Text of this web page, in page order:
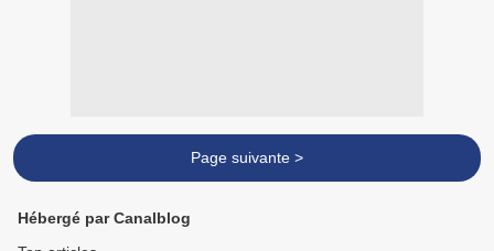
Page suivante >
Hébergé par Canalblog